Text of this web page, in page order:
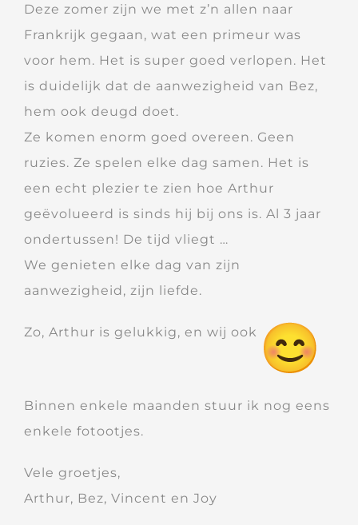
Deze zomer zijn we met z’n allen naar
Frankrijk gegaan, wat een primeur was
voor hem. Het is super goed verlopen. Het
is duidelijk dat de aanwezigheid van Bez,
hem ook deugd doet.
Ze komen enorm goed overeen. Geen
ruzies. Ze spelen elke dag samen. Het is
een echt plezier te zien hoe Arthur
geëvolueerd is sinds hij bij ons is. Al 3 jaar
ondertussen! De tijd vliegt …
We genieten elke dag van zijn
aanwezigheid, zijn liefde.
Zo, Arthur is gelukkig, en wij ook
Binnen enkele maanden stuur ik nog eens
enkele fotootjes.
Vele groetjes,
Arthur, Bez, Vincent en Joy